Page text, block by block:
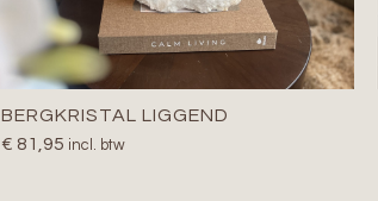
BERGKRISTAL LIGGEND
€ 81,95 incl. btw